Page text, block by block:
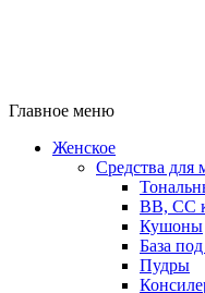
Главное меню
Женское
Средства для
BB, CC
Кушоны
База
Пудры